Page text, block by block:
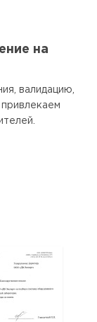
на
валидацию,